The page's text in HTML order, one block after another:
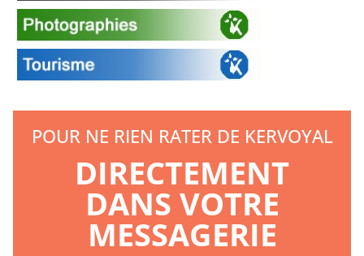
POUR NE RIEN RATER DE KERVOYAL
DIRECTEMENT
DANS VOTRE
MESSAGERIE